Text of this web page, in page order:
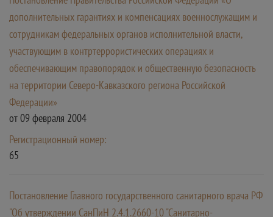
дополнительных гарантиях и компенсациях военнослужащим и
сотрудникам федеральных органов исполнительной власти,
участвующим в контртеррористических операциях и
обеспечивающим правопорядок и общественную безопасность
на территории Северо-Кавказского региона Российской
Федерации»
от 09 февраля 2004
Регистрационный номер:
65
Постановление Главного государственного санитарного врача РФ
"Об утверждении СанПиН 2.4.1.2660-10 "Санитарно-